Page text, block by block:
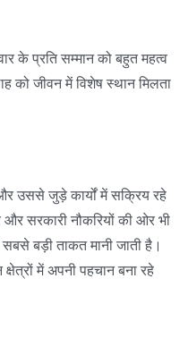
के प्रति सम्मान को बहुत महत्व
को जीवन में विशेष स्थान मिलता
उससे जुड़े कार्यों में सक्रिय रहे
और सरकारी नौकरियों की ओर भी
बड़ी ताकत मानी जाती है।
में अपनी पहचान बना रहे